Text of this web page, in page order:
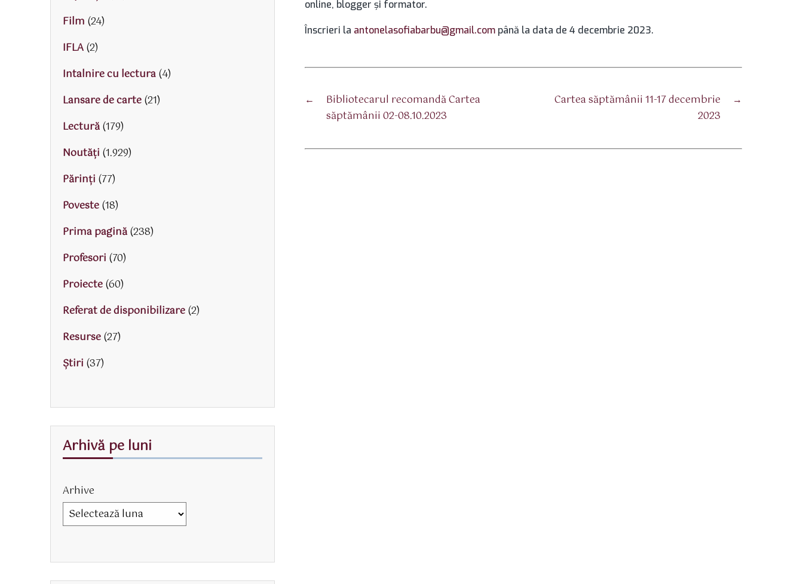
online, blogger și formator.
Înscrieri la antonelasofiabarbu@gmail.com până la data de 4 decembrie 2023.
←
Bibliotecarul recomandă Cartea
săptămânii 02-08.10.2023
→
Cartea săptămânii 11-17 decembrie
2023
Film (24)
IFLA(2)
Intalnire cu lectura(4)
Lansare de carte(21)
Lectură(179)
Noutăți (1.929)
Părinţi (77)
Poveste(18)
Prima pagină(238)
Profesori (70)
Proiecte(60)
Referat de disponibilizare(2)
Resurse(27)
Știri (37)
Arhivă pe luni
Arhive